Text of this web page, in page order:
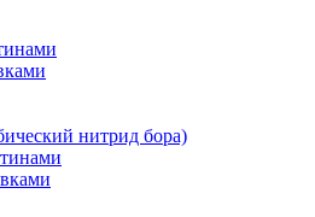
нитрид бора)